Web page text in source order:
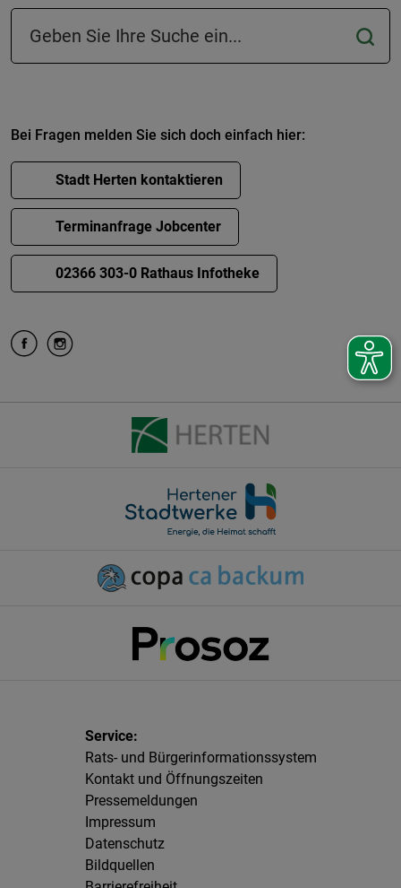
Suchfeld in der Fußzeile
Bei Fragen melden Sie sich doch einfach hier:
Stadt Herten kontaktieren
Terminanfrage Jobcenter
02366 303-0 Rathaus Infotheke
Rats- und Bürgerinformationssystem
Kontakt und Öffnungszeiten
Pressemeldungen
Impressum
Datenschutz
Bildquellen